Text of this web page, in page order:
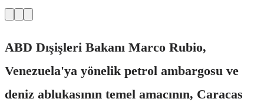
ABD Dışişleri Bakanı Marco Rubio,
Venezuela'ya yönelik petrol ambargosu ve
deniz ablukasının temel amacının, Caracas